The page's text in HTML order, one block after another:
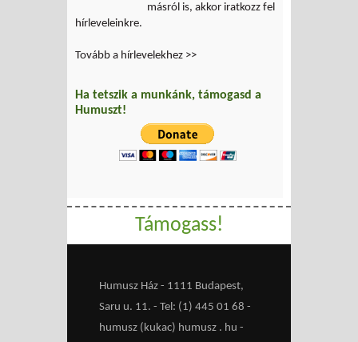
másról is, akkor iratkozz fel
hírleveleinkre.
Tovább a hírlevelekhez >>
Ha tetszik a munkánk, támogasd a
Humuszt!
Támogass!
Humusz Ház - 1111 Budapest,
Saru u. 11. - Tel: (1) 445 01 68 -
humusz (kukac) humusz . hu -